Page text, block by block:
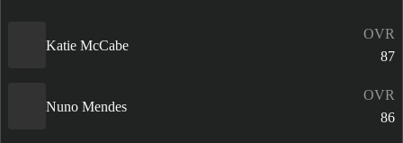
Katie McCabe
OVR
87
Nuno Mendes
OVR
86